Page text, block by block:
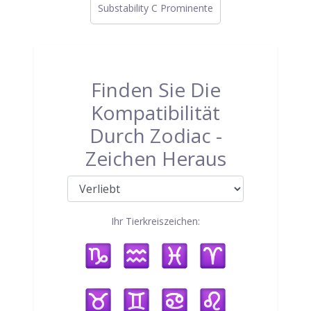
Substability C Prominente
Finden Sie Die
Kompatibilität
Durch Zodiac -
Zeichen Heraus
Ihr Tierkreiszeichen: